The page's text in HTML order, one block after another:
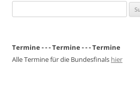
nach:
Termine - - - Termine - - - Termine
Alle Termine für die Bundesfinals hier